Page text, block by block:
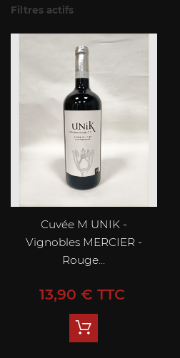
Filtres actifs
Cuvée M UNIK -
Vignobles MERCIER -
Rouge...
Prix
13,90 € TTC